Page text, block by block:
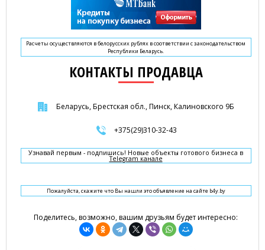
Расчеты осуществляются в белорусских рублях в соответствии с законодательством
Республики Беларусь.
КОНТАКТЫ ПРОДАВЦА
Беларусь, Брестская обл., Пинск, Калиновского 9Б
+375(29)310-32-43
Узнавай первым - подпишись! Новые объекты готового бизнеса в
Telegram канале
Пожалуйста, скажите что Вы нашли это объявление на сайте b4y.by
Поделитесь, возможно, вашим друзьям будет интересно: